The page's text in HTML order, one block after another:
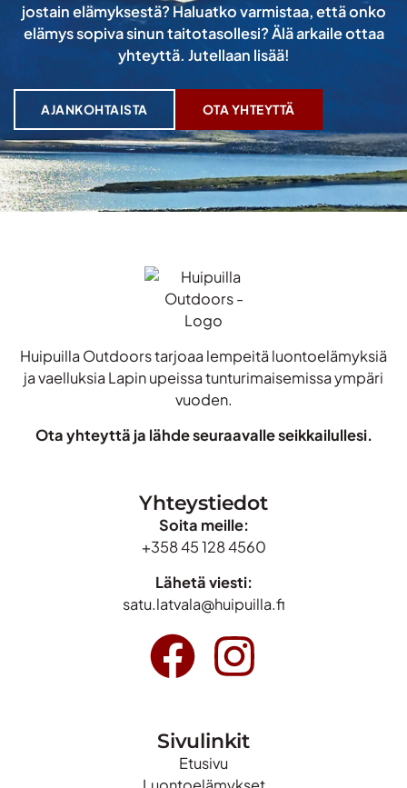
jostain elämyksestä? Haluatko varmistaa, että onko
elämys sopiva sinun taitotasollesi? Älä arkaile ottaa
yhteyttä. Jutellaan lisää!
AJANKOHTAISTA OTA YHTEYTTÄ
Huipuilla Outdoors tarjoaa lempeitä luontoelämyksiä
ja vaelluksia Lapin upeissa tunturimaisemissa ympäri
vuoden.
Ota yhteyttä ja lähde seuraavalle seikkailullesi.
Yhteystiedot
Soita meille:
+358 45 128 4560
Lähetä viesti:
satu.latvala@huipuilla.fi
Sivulinkit
Etusivu